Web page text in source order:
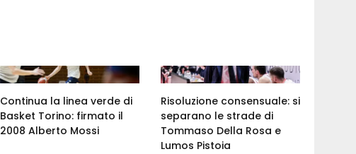
Continua la linea verde di
Basket Torino: firmato il
2008 Alberto Mossi
Risoluzione consensuale: si
separano le strade di
Tommaso Della Rosa e
Lumos Pistoia